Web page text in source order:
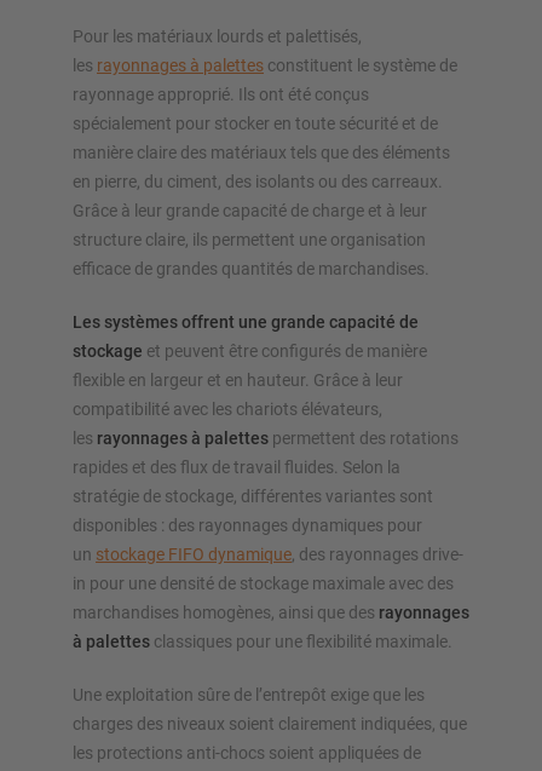
Pour les matériaux lourds et palettisés,
les rayonnages à palettes constituent le système de
rayonnage approprié. Ils ont été conçus
spécialement pour stocker en toute sécurité et de
manière claire des matériaux tels que des éléments
en pierre, du ciment, des isolants ou des carreaux.
Grâce à leur grande capacité de charge et à leur
structure claire, ils permettent une organisation
efficace de grandes quantités de marchandises.
Les systèmes offrent une grande capacité de
stockage et peuvent être configurés de manière
flexible en largeur et en hauteur. Grâce à leur
compatibilité avec les chariots élévateurs,
les rayonnages à palettes permettent des rotations
rapides et des flux de travail fluides. Selon la
stratégie de stockage, différentes variantes sont
disponibles : des rayonnages dynamiques pour
un stockage FIFO dynamique, des rayonnages drive-
in pour une densité de stockage maximale avec des
marchandises homogènes, ainsi que des rayonnages
à palettes classiques pour une flexibilité maximale.
Une exploitation sûre de l’entrepôt exige que les
charges des niveaux soient clairement indiquées, que
les protections anti-chocs soient appliquées de